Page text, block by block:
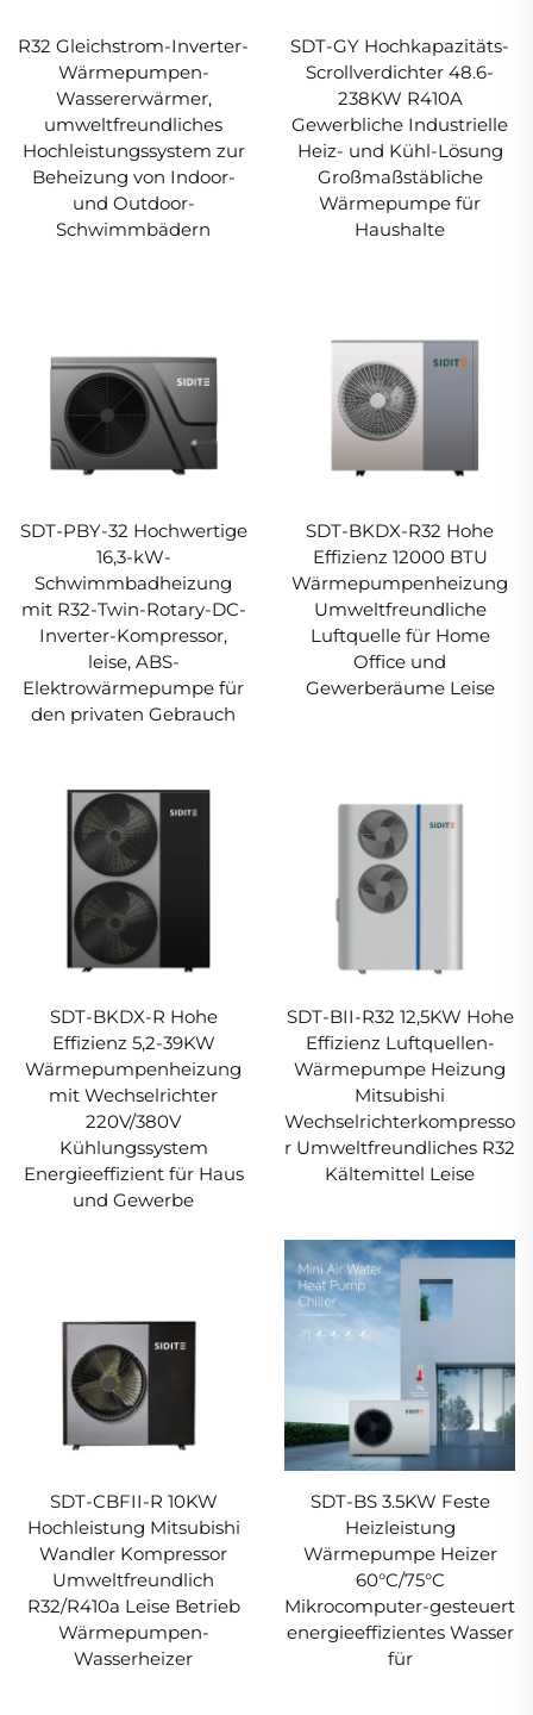
R32 Gleichstrom-Inverter-
Wärmepumpen-
Wassererwärmer,
umweltfreundliches
Hochleistungssystem zur
Beheizung von Indoor-
und Outdoor-
Schwimmbädern
SDT-GY Hochkapazitäts-
Scrollverdichter 48.6-
238KW R410A
Gewerbliche Industrielle
Heiz- und Kühl-Lösung
Großmaßstäbliche
Wärmepumpe für
Haushalte
SDT-PBY-32 Hochwertige
16,3-kW-
Schwimmbadheizung
mit R32-Twin-Rotary-DC-
Inverter-Kompressor,
leise, ABS-
Elektrowärmepumpe für
den privaten Gebrauch
SDT-BKDX-R32 Hohe
Effizienz 12000 BTU
Wärmepumpenheizung
Umweltfreundliche
Luftquelle für Home
Office und
Gewerberäume Leise
SDT-BKDX-R Hohe
Effizienz 5,2-39KW
Wärmepumpenheizung
mit Wechselrichter
220V/380V
Kühlungssystem
Energieeffizient für Haus
und Gewerbe
SDT-BII-R32 12,5KW Hohe
Effizienz Luftquellen-
Wärmepumpe Heizung
Mitsubishi
Wechselrichterkompresso
r Umweltfreundliches R32
Kältemittel Leise
SDT-CBFII-R 10KW
Hochleistung Mitsubishi
Wandler Kompressor
Umweltfreundlich
R32/R410a Leise Betrieb
Wärmepumpen-
Wasserheizer
SDT-BS 3.5KW Feste
Heizleistung
Wärmepumpe Heizer
60°C/75°C
Mikrocomputer-gesteuert
energieeffizientes Wasser
für